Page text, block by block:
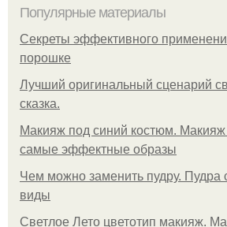
Популярные материалы
Секреты эффективного
порошке
Лучший оригинальный сценарий
сказка.
Макияж под синий костюм. Макияж
самые эффектные образы
Чем можно заменить пудру. Пудра
виды
Светлое Лето цветотип макияж.